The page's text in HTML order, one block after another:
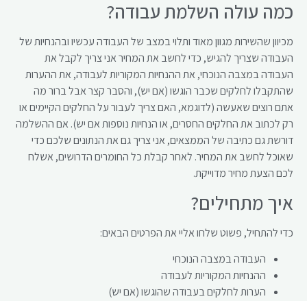
כמה עולה השלמת עבודה?
מכיוון שהשירות מגוון מאוד ותלוי במצב של העבודה עכשיו ובהנחיות של
העבודה שצריך להגיש, כדי לחשב את המחיר אני צריך לקבל את
העבודה במצבה הנוכחי, את ההנחיות המקוריות לעבודה, את ההערות
שהתקבלו לחלקים שכבר הוגשו (אם יש), והסבר קצר אבל ברור מה
אתם רוצים שאעשה (לדוגמא, האם צריך לעבור על החלקים הקיימים או
רק לכתוב את החלקים החסרים, או הנחיות נוספות אם יש). אם ההשלמה
דורשת גם כתיבה של הממצאים, אני צריך גם את הנתונים שלכם כדי
שאוכל לחשב את המחיר. לאחר קבלת כל החומרים הדרושים, אשלח
לכם הצעת מחיר מדוייקת.
איך מתחילים?
כדי להתחיל, פשוט שלחו אליי את הפרטים הבאים:
העבודה במצבה הנוכחי
ההנחיות המקוריות לעבודה
הערות לחלקים בעבודה שהוגשו (אם יש)